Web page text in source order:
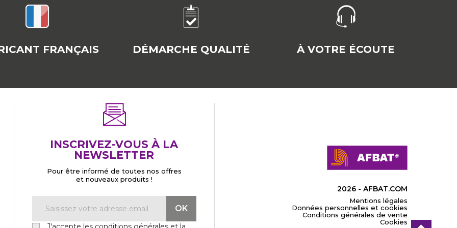
FRANÇAIS DÉMARCHE QUALITÉ À VOTRE ÉCOUTE
INSCRIVEZ-VOUS À LA
NEWSLETTER
Pour être informé de toutes nos offres
et nouveaux produits !
2026 - AFBAT.COM
Mentions légales
Données personnelles et cookies
Conditions générales de vente
Cookies